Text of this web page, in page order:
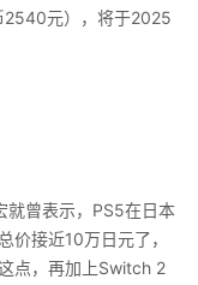
2540元），将于2025
曾表示，PS5在日本
价接近10万日元了，
点，再加上Switch 2